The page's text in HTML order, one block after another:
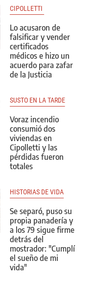
CIPOLLETTI
Lo acusaron de
falsificar y vender
certificados
médicos e hizo un
acuerdo para zafar
de la Justicia
SUSTO EN LA TARDE
Voraz incendio
consumió dos
viviendas en
Cipolletti y las
pérdidas fueron
totales
HISTORIAS DE VIDA
Se separó, puso su
propia panadería y
a los 79 sigue firme
detrás del
mostrador: "Cumplí
el sueño de mi
vida"